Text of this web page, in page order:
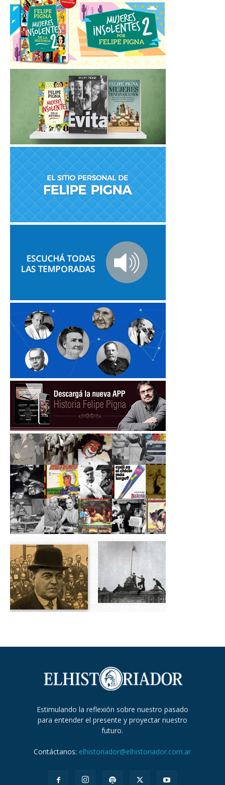
Estimulando la reflexión sobre nuestro pasado
para entender el presente y proyectar nuestro
futuro.
Contáctanos: elhistoriador@elhistoriador.com.ar